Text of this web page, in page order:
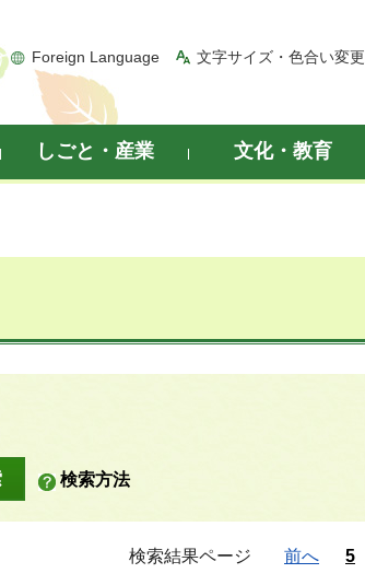
Foreign Language 文字サイズ・色合い変更
しごと・産業 文化・教育
検索方法
検索結果ページ 前へ 5